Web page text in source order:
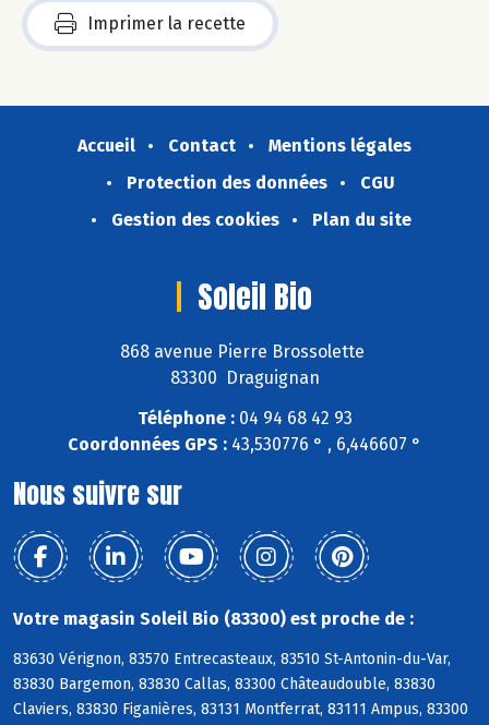
Imprimer la recette
Accueil Contact
Mentions légales
Protection des données
CGU
Gestion des cookies
Plan du site
Soleil Bio
868 avenue Pierre Brossolette
83300 Draguignan
Téléphone :04 94 68 42 93
Coordonnées GPS : 43,530776 ° , 6,446607 °
Nous suivre sur
Votre magasin Soleil Bio (83300) est proche de :
83630 Vérignon, 83570 Entrecasteaux, 83510 St-Antonin-du-Var,
83830 Bargemon, 83830 Callas, 83300 Châteaudouble, 83830
Claviers, 83830 Figanières, 83131 Montferrat, 83111 Ampus, 83300